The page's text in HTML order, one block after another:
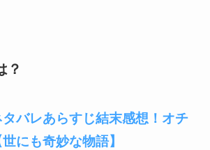
？
バレあらすじ結末感想！オチ
にも奇妙な物語】